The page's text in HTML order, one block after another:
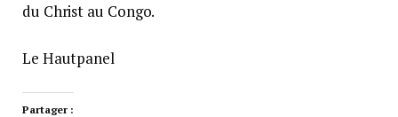
du Christ au Congo.
Le Hautpanel
Partager :